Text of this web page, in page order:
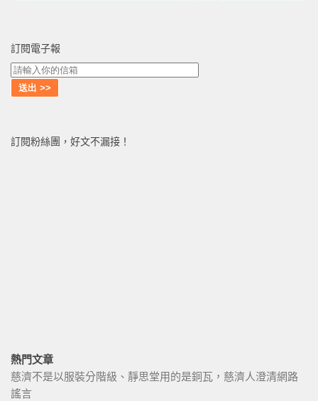
訂閱電子報
訂閱粉絲團，好文不漏接！
熱門文章
慈濟不是以服裝分階級、靜思堂用的是銅瓦，慈濟人澄清網路
謠言